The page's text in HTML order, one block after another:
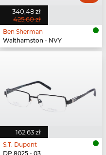
340,48 zł
425,60 zł
Ben Sherman
Walthamston - NVY
162,63 zł
S.T. Dupont
DP 8025 - 03